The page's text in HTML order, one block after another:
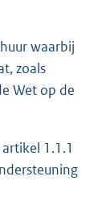
waarbij
zoals
Wet op de
1.1.1